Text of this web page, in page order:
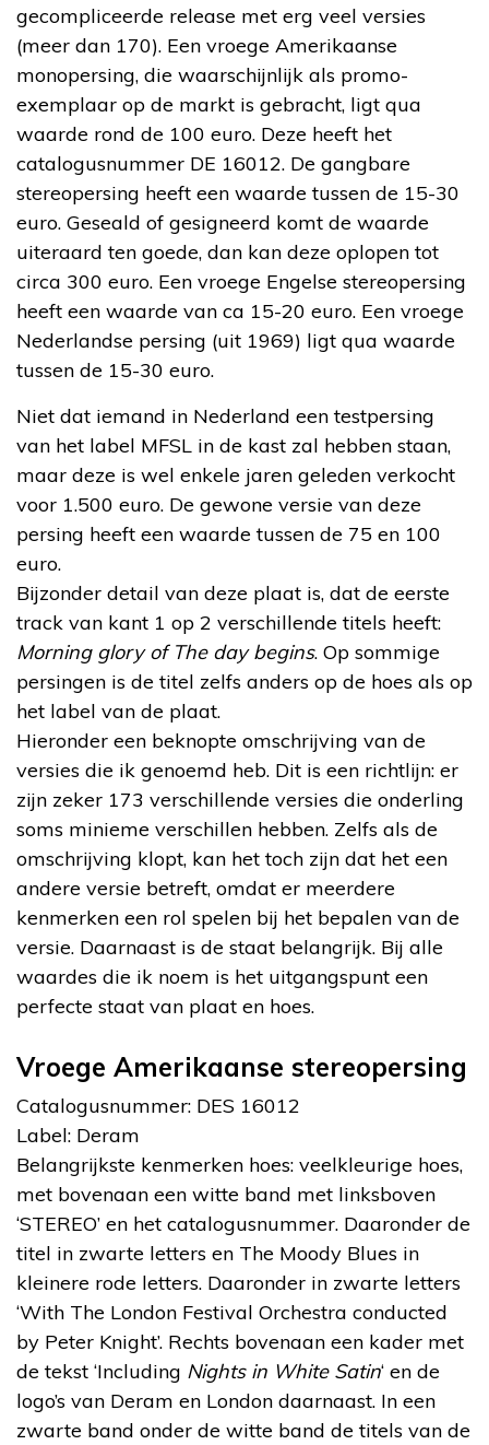
gecompliceerde release met erg veel versies
(meer dan 170). Een vroege Amerikaanse
monopersing, die waarschijnlijk als promo-
exemplaar op de markt is gebracht, ligt qua
waarde rond de 100 euro. Deze heeft het
catalogusnummer DE 16012. De gangbare
stereopersing heeft een waarde tussen de 15-30
euro. Geseald of gesigneerd komt de waarde
uiteraard ten goede, dan kan deze oplopen tot
circa 300 euro. Een vroege Engelse stereopersing
heeft een waarde van ca 15-20 euro. Een vroege
Nederlandse persing (uit 1969) ligt qua waarde
tussen de 15-30 euro.
Niet dat iemand in Nederland een testpersing
van het label MFSL in de kast zal hebben staan,
maar deze is wel enkele jaren geleden verkocht
voor 1.500 euro. De gewone versie van deze
persing heeft een waarde tussen de 75 en 100
euro.
Bijzonder detail van deze plaat is, dat de eerste
track van kant 1 op 2 verschillende titels heeft:
Morning glory of The day begins. Op sommige
persingen is de titel zelfs anders op de hoes als op
het label van de plaat.
Hieronder een beknopte omschrijving van de
versies die ik genoemd heb. Dit is een richtlijn: er
zijn zeker 173 verschillende versies die onderling
soms minieme verschillen hebben. Zelfs als de
omschrijving klopt, kan het toch zijn dat het een
andere versie betreft, omdat er meerdere
kenmerken een rol spelen bij het bepalen van de
versie. Daarnaast is de staat belangrijk. Bij alle
waardes die ik noem is het uitgangspunt een
perfecte staat van plaat en hoes.
Vroege Amerikaanse stereopersing
Catalogusnummer: DES 16012
Label: Deram
Belangrijkste kenmerken hoes: veelkleurige hoes,
met bovenaan een witte band met linksboven
‘STEREO’ en het catalogusnummer. Daaronder de
titel in zwarte letters en The Moody Blues in
kleinere rode letters. Daaronder in zwarte letters
‘With The London Festival Orchestra conducted
by Peter Knight’. Rechts bovenaan een kader met
de tekst ‘Including Nights in White Satin‘ en de
logo’s van Deram en London daarnaast. In een
zwarte band onder de witte band de titels van de